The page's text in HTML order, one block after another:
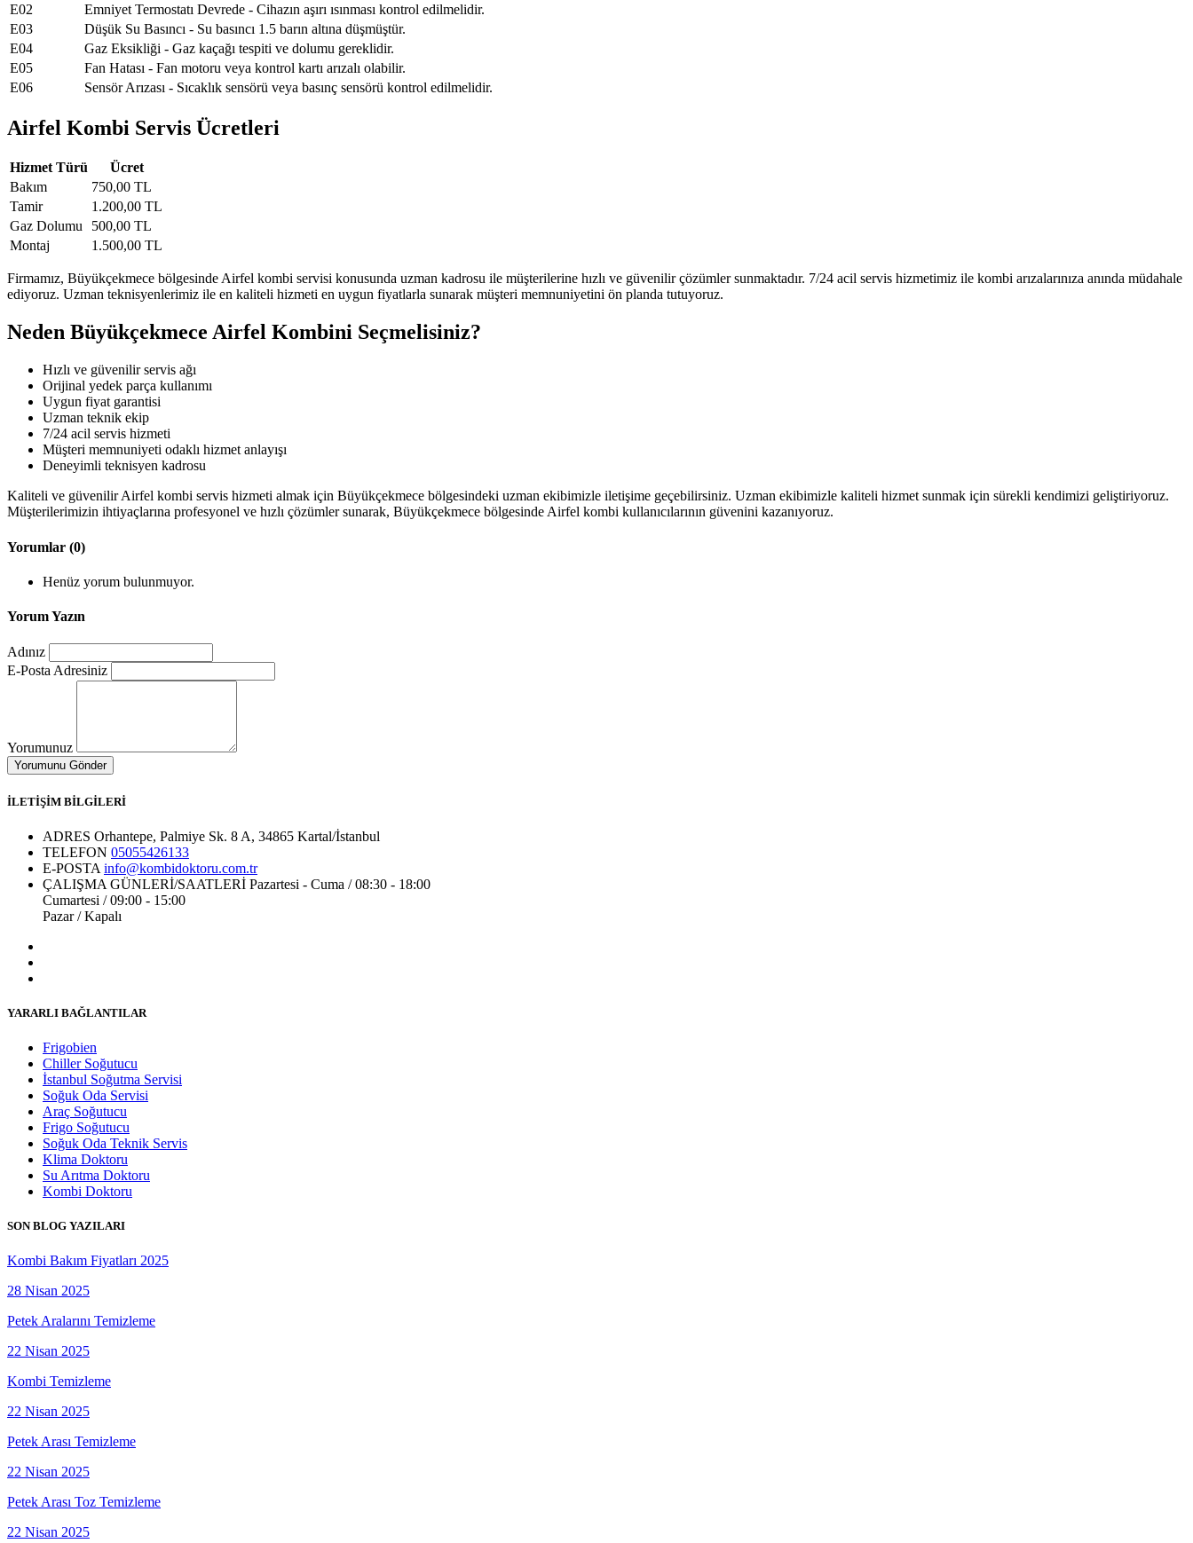
E02
Emniyet Termostatı Devrede - Cihazın aşırı ısınması kontrol edilmelidir.
E03
Düşük Su Basıncı - Su basıncı 1.5 barın altına düşmüştür.
E04
Gaz Eksikliği - Gaz kaçağı tespiti ve dolumu gereklidir.
E05
Fan Hatası - Fan motoru veya kontrol kartı arızalı olabilir.
E06
Sensör Arızası - Sıcaklık sensörü veya basınç sensörü kontrol edilmelidir.
Airfel Kombi Servis Ücretleri
Hizmet Türü
Ücret
Bakım
750,00 TL
Tamir
1.200,00 TL
Gaz Dolumu
500,00 TL
Montaj
1.500,00 TL
Firmamız, Büyükçekmece bölgesinde Airfel kombi servisi konusunda uzman kadrosu ile müşterilerine hızlı ve güvenilir çözümler sunmaktadır. 7/24 acil servis hizmetimiz ile kombi arızalarınıza anında müdahale
ediyoruz. Uzman teknisyenlerimiz ile en kaliteli hizmeti en uygun fiyatlarla sunarak müşteri memnuniyetini ön planda tutuyoruz.
Neden Büyükçekmece Airfel Kombini Seçmelisiniz?
Hızlı ve güvenilir servis ağı
Orijinal yedek parça kullanımı
Uygun fiyat garantisi
Uzman teknik ekip
7/24 acil servis hizmeti
Müşteri memnuniyeti odaklı hizmet anlayışı
Deneyimli teknisyen kadrosu
Kaliteli ve güvenilir Airfel kombi servis hizmeti almak için Büyükçekmece bölgesindeki uzman ekibimizle iletişime geçebilirsiniz. Uzman ekibimizle kaliteli hizmet sunmak için sürekli kendimizi geliştiriyoruz.
Müşterilerimizin ihtiyaçlarına profesyonel ve hızlı çözümler sunarak, Büyükçekmece bölgesinde Airfel kombi kullanıcılarının güvenini kazanıyoruz.
Yorumlar (0)
Henüz yorum bulunmuyor.
Yorum Yazın
Adınız
E-Posta Adresiniz
Yorumunuz
İLETİŞİM BİLGİLERİ
ADRES Orhantepe, Palmiye Sk. 8 A, 34865 Kartal/İstanbul
TELEFON 05055426133
E-POSTA info@kombidoktoru.com.tr
ÇALIŞMA GÜNLERİ/SAATLERİ Pazartesi - Cuma / 08:30 - 18:00
Cumartesi / 09:00 - 15:00
Pazar / Kapalı
YARARLI BAĞLANTILAR
Frigobien
Chiller Soğutucu
İstanbul Soğutma Servisi
Soğuk Oda Servisi
Araç Soğutucu
Frigo Soğutucu
Soğuk Oda Teknik Servis
Klima Doktoru
Su Arıtma Doktoru
Kombi Doktoru
SON BLOG YAZILARI
Kombi Bakım Fiyatları 2025
28 Nisan 2025
Petek Aralarını Temizleme
22 Nisan 2025
Kombi Temizleme
22 Nisan 2025
Petek Arası Temizleme
22 Nisan 2025
Petek Arası Toz Temizleme
22 Nisan 2025